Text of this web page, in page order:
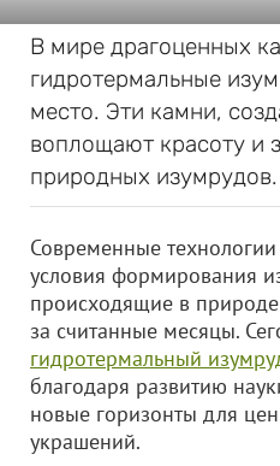
В мире драгоценных
гидротермальные
место. Эти камни,
воплощают красоту и
природных изумрудов.
Современные
условия формирования
происходящие в
за считанные месяцы.
гидротермальный
благодаря развитию
новые горизонты для
украшений.